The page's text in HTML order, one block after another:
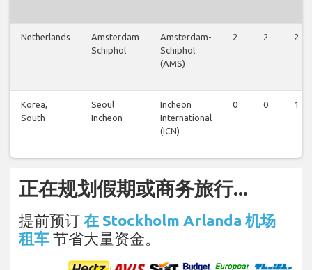
Netherlands
Amsterdam
Schiphol
Amsterdam-
Schiphol
(AMS)
2 2 2
Korea,
South
Seoul
Incheon
Incheon
International
(ICN)
0 0 1
正在规划假期或商务旅行...
提前预订 在 Stockholm Arlanda 机场
租车 节省大量资金。